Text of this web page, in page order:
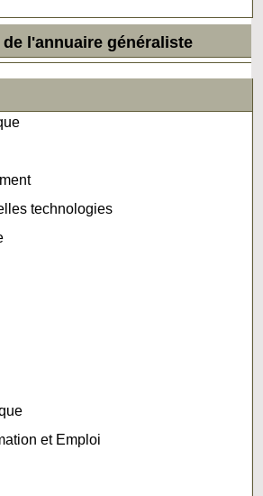
l'annuaire généraliste
technologies
et Emploi